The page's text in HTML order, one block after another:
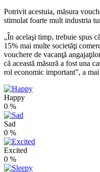
Potrivit acestuia, măsura
stimulat foarte mult industria
„În acelaşi timp, trebuie spus
15% mai multe societăţi
vouchere de vacanţă
că această măsură a fost una
rol economic important”, a
Happy
0 %
Sad
0 %
Excited
0 %